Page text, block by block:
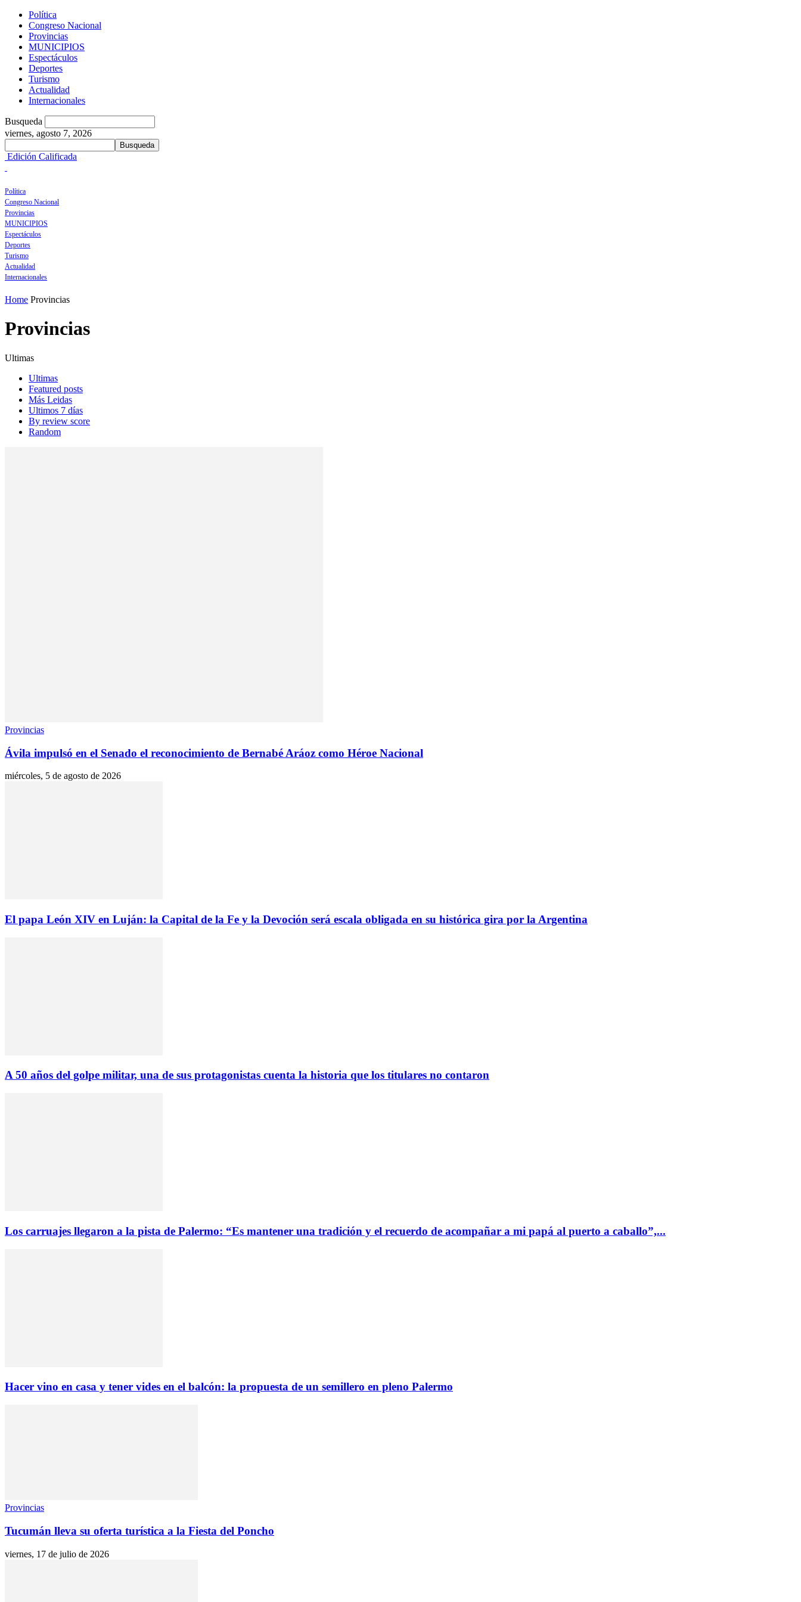
Política
Congreso Nacional
Provincias
MUNICIPIOS
Espectáculos
Deportes
Turismo
Actualidad
Internacionales
Busqueda
viernes, agosto 7, 2026
Edición Calificada
Política
Congreso Nacional
Provincias
MUNICIPIOS
Espectáculos
Deportes
Turismo
Actualidad
Internacionales
Home Provincias
Provincias
Ultimas
Ultimas
Featured posts
Más Leidas
Ultimos 7 días
By review score
Random
Provincias
Ávila impulsó en el Senado el reconocimiento de Bernabé Aráoz como Héroe Nacional
miércoles, 5 de agosto de 2026
El papa León XIV en Luján: la Capital de la Fe y la Devoción será escala obligada en su histórica gira por la Argentina
A 50 años del golpe militar, una de sus protagonistas cuenta la historia que los titulares no contaron
Los carruajes llegaron a la pista de Palermo: “Es mantener una tradición y el recuerdo de acompañar a mi papá al puerto a caballo”,...
Hacer vino en casa y tener vides en el balcón: la propuesta de un semillero en pleno Palermo
Provincias
Tucumán lleva su oferta turística a la Fiesta del Poncho
viernes, 17 de julio de 2026